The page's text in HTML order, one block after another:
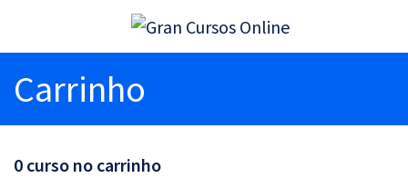
Carrinho
0 curso no carrinho